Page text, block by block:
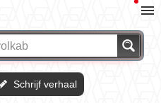
Schrijf verhaal